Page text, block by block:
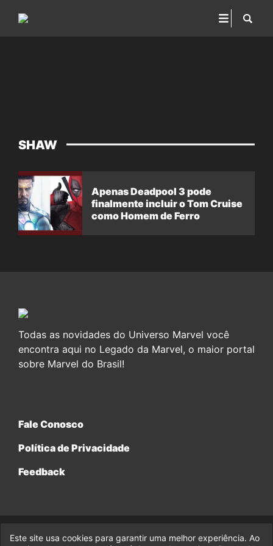
SHAW
Apenas Deadpool 3 pode
finalmente incluir o Tom Cruise
como Homem de Ferro
Todas as novidades do Universo Marvel você
encontra aqui no Legado da Marvel, o maior portal
sobre Marvel do Brasil!
Fale Conosco
Política de Privacidade
Feedback
© 2017-2026 Legado da Marvel, uma empresa da Legado
Este site usa cookies para garantir uma melhor experiência. Ao